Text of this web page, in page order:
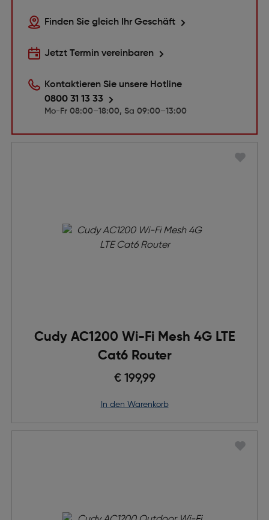
Finden Sie gleich Ihr Geschäft
Jetzt Termin vereinbaren
Kontaktieren Sie unsere Hotline
0800 31 13 33
Mo-Fr 08:00–18:00, Sa 09:00–13:00
Cudy AC1200 Wi-Fi Mesh 4G LTE
Cat6 Router
€ 199,99
in den Warenkorb